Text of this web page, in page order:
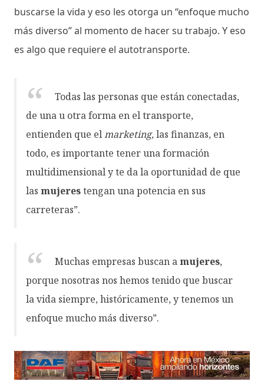
buscarse la vida y eso les otorga un “enfoque mucho
más diverso” al momento de hacer su trabajo. Y eso
es algo que requiere el autotransporte.
Todas las personas que están conectadas,
de una u otra forma en el transporte,
entienden que elmarketing,las finanzas, en
todo, es importante tener una formación
multidimensional y te da la oportunidad de que
las mujerestengan una potencia en sus
carreteras”.
Muchas empresas buscan amujeres,
porque nosotras nos hemos tenido que buscar
la vida siempre, históricamente, y tenemos un
enfoque mucho más diverso”.